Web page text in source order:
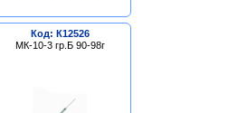
Код: К12526
МК-10-3 гр.Б 90-98г